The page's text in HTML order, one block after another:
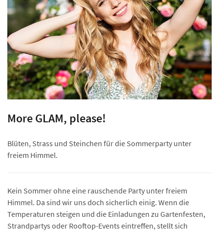
More GLAM, please!
Blüten, Strass und Steinchen für die Sommerparty unter
freiem Himmel.
Kein Sommer ohne eine rauschende Party unter freiem
Himmel. Da sind wir uns doch sicherlich einig. Wenn die
Temperaturen steigen und die Einladungen zu Gartenfesten,
Strandpartys oder Rooftop-Events eintreffen, stellt sich